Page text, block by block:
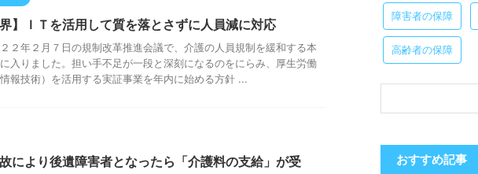
界】ＩＴを活用して質を落とさずに人員減に対応
２年２月７日の規制改革推進会議で、介護の人員規制を緩和する本
入りました。担い手不足が一段と深刻になるのをにらみ、厚生労働
報技術）を活用する実証事業を年内に始める方針 ...
により後遺障害者となったら「介護料の支給」が受
障害者の保障
高齢者の保障
おすすめ記事